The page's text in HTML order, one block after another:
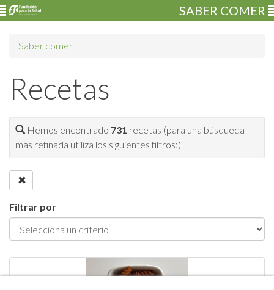
SABER COMER
Saber comer
Recetas
Hemos encontrado 731 recetas (para una búsqueda
más refinada utiliza los siguientes filtros:)
Filtrar por